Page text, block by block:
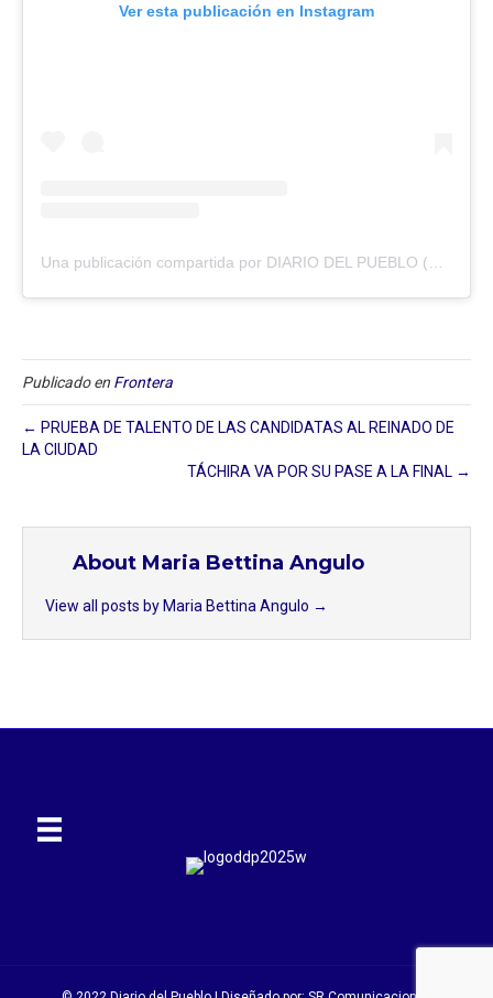
Ver esta publicación en Instagram
Publicado en Frontera
← PRUEBA DE TALENTO DE LAS CANDIDATAS AL REINADO DE
LA CIUDAD
TÁCHIRA VA POR SU PASE A LA FINAL →
About Maria Bettina Angulo
View all posts by Maria Bettina Angulo →